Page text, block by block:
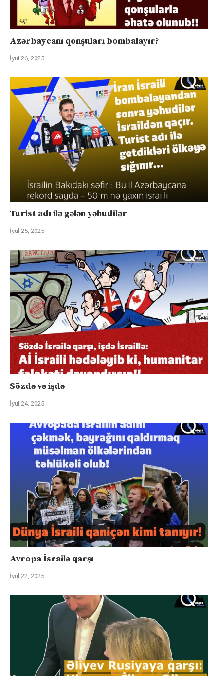
Azərbaycanı qonşuları bombalayır?
İyul 26, 2025
Turist adı ilə gələn yəhudilər
İyul 25, 2025
Sözdə və işdə
İyul 24, 2025
Avropa İsrailə qarşı
İyul 22, 2025